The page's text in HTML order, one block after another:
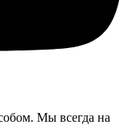
Мы всегда на